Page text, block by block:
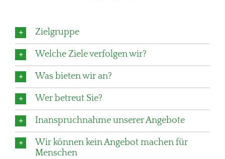
Zielgruppe
Welche Ziele verfolgen wir?
Was bieten wir an?
Wer betreut Sie?
Inanspruchnahme unserer Angebote
Wir können kein Angebot machen für
Menschen